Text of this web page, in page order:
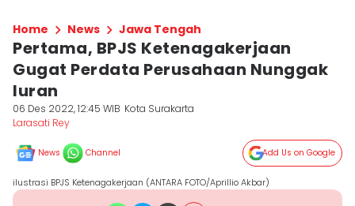
Home News Jawa Tengah
Pertama, BPJS Ketenagakerjaan
Gugat Perdata Perusahaan Nunggak
Iuran
06 Des 2022, 12:45 WIB Kota Surakarta
Larasati Rey
News Channel Add Us on Google
ilustrasi BPJS Ketenagakerjaan (ANTARA FOTO/Aprillio Akbar)